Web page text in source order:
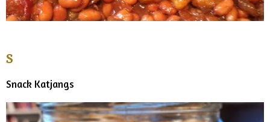
S
Snack Katjangs